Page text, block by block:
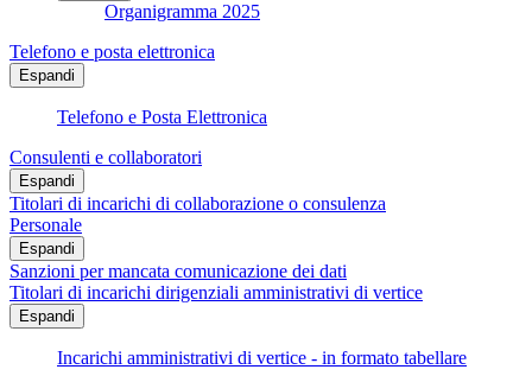
Organigramma 2025
Telefono e posta elettronica
Espandi
Telefono e Posta Elettronica
Consulenti e collaboratori
Espandi
Titolari di incarichi di collaborazione o consulenza
Personale
Espandi
Sanzioni per mancata comunicazione dei dati
Titolari di incarichi dirigenziali amministrativi di vertice
Espandi
Incarichi amministrativi di vertice - in formato tabellare